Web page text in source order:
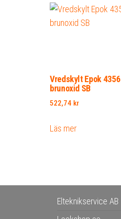
Vredskylt Epok 4356
brunoxid SB
522,74 kr
Läs mer
Elteknikservice AB